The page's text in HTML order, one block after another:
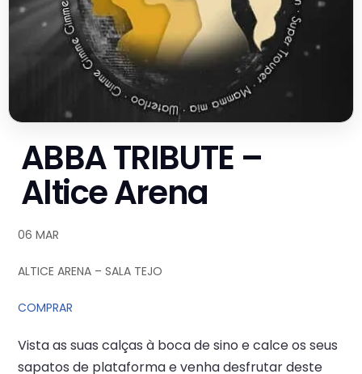
ABBA TRIBUTE –
Altice Arena
06 MAR
ALTICE ARENA – SALA TEJO
COMPRAR
Vista as suas calças à boca de sino e calce os seus
sapatos de plataforma e venha desfrutar deste